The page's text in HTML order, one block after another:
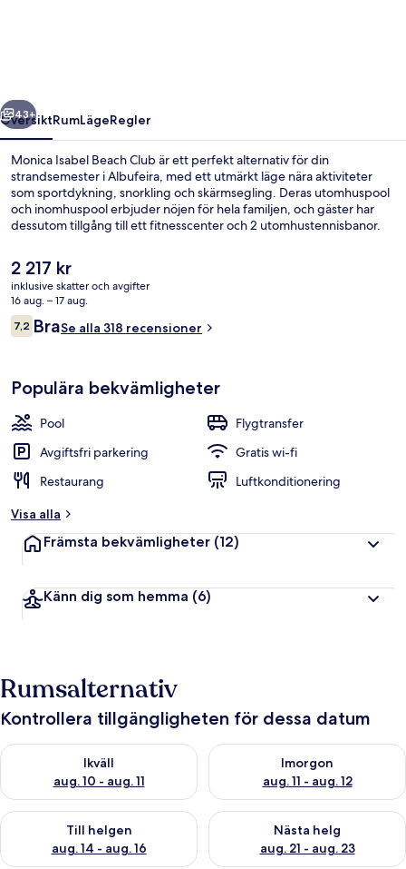
Nästa
43+
ÖversiktRumLägeRegler
Monica Isabel Beach Club är ett perfekt alternativ för din
strandsemester i Albufeira, med ett utmärkt läge nära aktiviteter
som sportdykning, snorkling och skärmsegling. Deras utomhuspool
och inomhuspool erbjuder nöjen för hela familjen, och gäster har
dessutom tillgång till ett fitnesscenter och 2 utomhustennisbanor.
där du kan svalka dig med en drink. Några ytterligare höjdpunkter
här är en gratis barnklubb, en bar vid poolen och en barnpool.
Det
nuvarande
priset
är
2 217 kr
2 217 kr
inklusive skatter och avgifter
16 aug. – 17 aug.
Recensioner
7,27,2 av 10,
BraSe alla 318 recensioner
Populära bekvämligheter
Pool
Flygtransfer
Avgiftsfri parkering
Gratis wi-fi
Restaurang
Luftkonditionering
Visa alla
Främsta bekvämligheter (12)
Känn dig som hemma (6)
Rumsalternativ
Kontrollera tillgängligheten för dessa datum
Ikväll
aug. 10 - aug. 11
Kontrollera tillgängligheten för ikväll aug. 10 - aug. 11
Imorgon
aug. 11 - aug. 12
Kontrollera tillgängligheten
Till helgen
aug. 14 - aug. 16
Kontrollera tillgängligheten för den här helgen aug. 14 - aug.
Nästa helg
aug. 21 - aug. 23
Kontrollera tillgängligheten